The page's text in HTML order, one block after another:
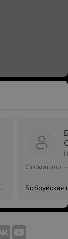
Бобруйская